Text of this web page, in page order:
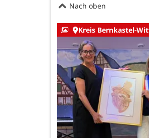
Nach oben
Kreis Bernkastel-